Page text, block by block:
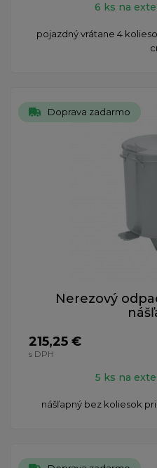
6 ks na
pojazdný vrátane 4
Doprava zadarmo
Nerezový
215,25 €
s DPH
5 ks na
nášľapný bez koliesok